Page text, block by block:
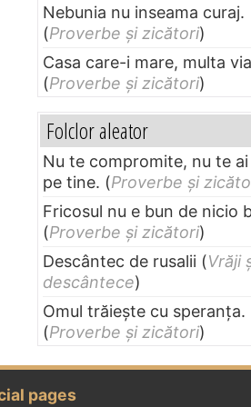
Nebunia nu inseama curaj.
(Proverbe și zicători)
Casa care-i mare, multa
(Proverbe și zicători)
Folclor aleator
Nu te compromite, nu te
pe tine. (Proverbe și
Fricosul nu e bun de nicio
(Proverbe și zicători)
Descântec de rusalii (Vrăji
descântece)
Omul trăieşte cu speranţa.
(Proverbe și zicători)
pages